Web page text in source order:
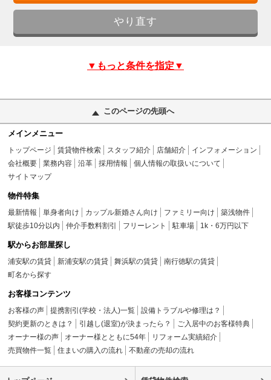
▼もっと条件を指定▼
このページの先頭へ
メインメニュー
トップページ 賃貸物件検索 スタッフ紹介 店舗紹介
インフォメーション
会社概要
業務内容 沿革 採用情報
個人情報の取扱いについて
サイトマップ
物件特集
最新情報 単身者向け カップル新婚さん向け ファミリー向け
築浅物件
駅徒歩10分以内
仲介手数料割引 フリーレント 駐車場 1k・6万円以下
駅からお部屋探し
浦安駅の賃貸 新浦安駅の賃貸 舞浜駅の賃貸
南行徳駅の賃貸
町名から探す
お客様コンテンツ
お客様の声 提携割引(学校・法人)一覧
設備トラブルや修理は？
契約更新のときは？
引越し(退室)が決まったら？
ご入居中のお客様特典
オーナー様の声
オーナー様とともに54年
リフォーム実績紹介
売買物件一覧
住まいの購入の流れ 不動産の売却の流れ